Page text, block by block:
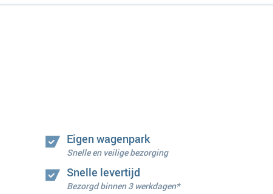
Eigen wagenpark
Snelle en veilige bezorging
Snelle levertijd
Bezorgd binnen 3 werkdagen*